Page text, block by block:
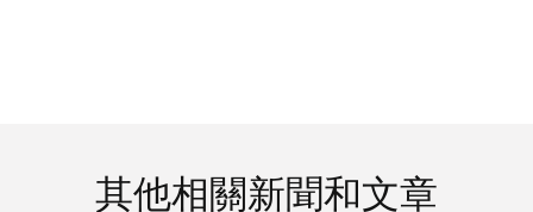
其他相關新聞和文章